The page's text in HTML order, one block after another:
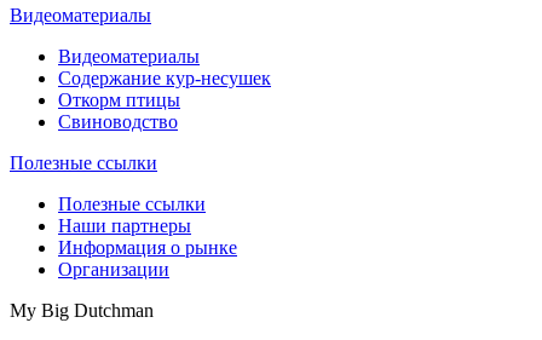
Видеоматериалы
Видеоматериалы
Содержание кур-несушек
Откорм птицы
Свиноводство
Полезные ссылки
Полезные ссылки
Наши партнеры
Информация о рынке
Организации
My Big Dutchman